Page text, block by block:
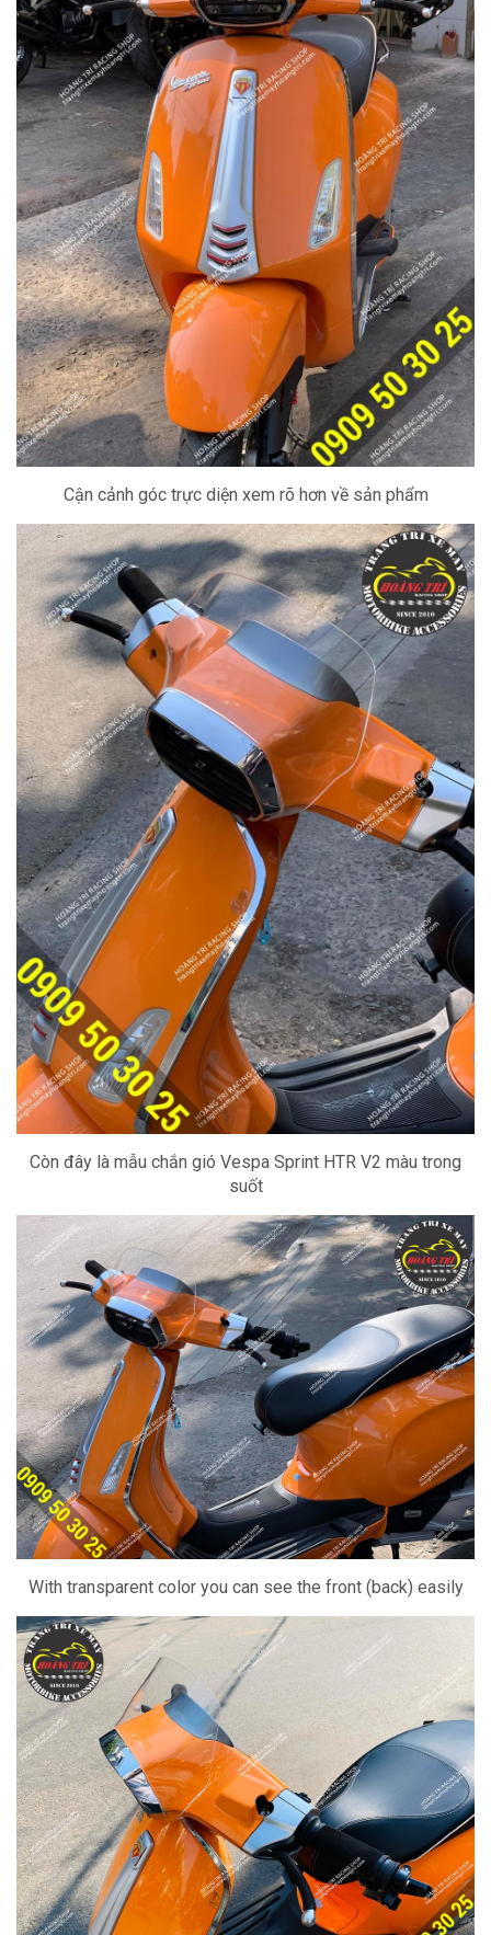
Cận cảnh góc trực diện xem rõ hơn về sản phẩm
Còn đây là mẫu chắn gió Vespa Sprint HTR V2 màu trong
suốt
With transparent color you can see the front (back) easily